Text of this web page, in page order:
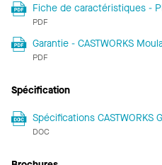
Fiche de caractéristiques -
PDF
Garantie - CASTWORKS
PDF
Spécification
Spécifications CASTWORKS
DOC